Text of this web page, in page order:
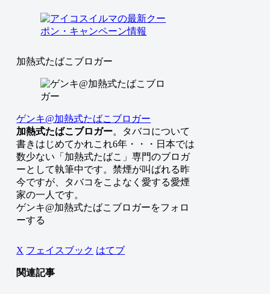
加熱式たばこブロガー
ゲンキ@加熱式たばこブロガー
加熱式たばこブロガー。タバコについて
書きはじめてかれこれ6年・・・日本では
数少ない「加熱式たばこ」専門のブロガ
ーとして執筆中です。禁煙が叫ばれる昨
今ですが、タバコをこよなく愛する愛煙
家の一人です。
ゲンキ@加熱式たばこブロガーをフォロ
ーする
X フェイスブック はてブ
関連記事